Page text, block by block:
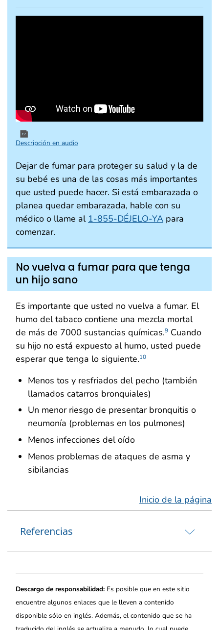
Descripción en audio
Dejar de fumar para proteger su salud y la de
su bebé es una de las cosas más importantes
que usted puede hacer. Si está embarazada o
planea quedar embarazada, hable con su
médico o llame al 1-855-DÉJELO-YA para
comenzar.
No vuelva a fumar para que tenga
un hijo sano
Es importante que usted no vuelva a fumar. El
humo del tabaco contiene una mezcla mortal
de más de 7000 sustancias químicas.9 Cuando
su hijo no está expuesto al humo, usted puede
esperar que tenga lo siguiente.10
Menos tos y resfriados del pecho (también
llamados catarros bronquiales)
Un menor riesgo de presentar bronquitis o
neumonía (problemas en los pulmones)
Menos infecciones del oído
Menos problemas de ataques de asma y
sibilancias
Inicio de la página
Referencias
Descargo de responsabilidad: Es posible que en este sitio
encuentre algunos enlaces que le lleven a contenido
disponible sólo en inglés. Además, el contenido que se ha